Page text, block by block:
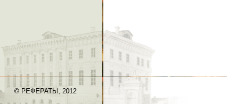
© РЕФЕРАТЫ, 2012